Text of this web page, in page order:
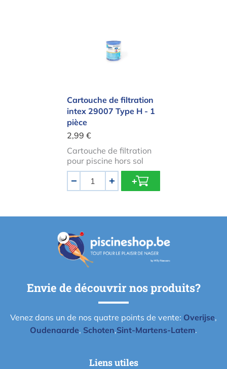
Cartouche de filtration
intex 29007 Type H - 1
pièce
2,99 €
Cartouche de filtration
pour piscine hors sol
Quantité
+
Envie de découvrir nos produits?
Venez dans un de nos quatre points de vente: Overijse,
Oudenaarde, Schoten,Sint-Martens-Latem.
Liens utiles